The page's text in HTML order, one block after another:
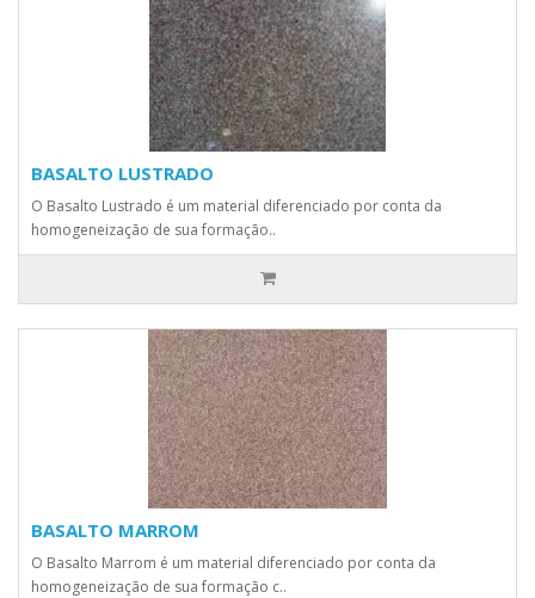
BASALTO LUSTRADO
O Basalto Lustrado é um material diferenciado por conta da
homogeneização de sua formação..
BASALTO MARROM
O Basalto Marrom é um material diferenciado por conta da
homogeneização de sua formação c..